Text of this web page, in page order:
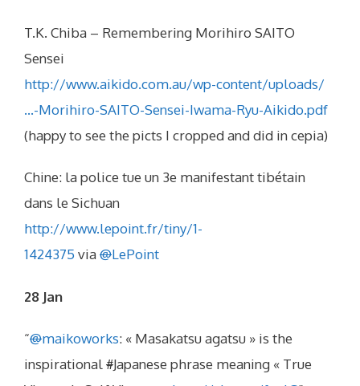
T.K. Chiba – Remembering Morihiro SAITO
Sensei
http://www.aikido.com.au/wp-content/uploads/
…-Morihiro-SAITO-Sensei-Iwama-Ryu-Aikido.pdf
(happy to see the picts I cropped and did in cepia)
Chine: la police tue un 3e manifestant tibétain
dans le Sichuan
http://www.lepoint.fr/tiny/1-
1424375 via@LePoint
28 Jan
“@maikoworks: « Masakatsu agatsu » is the
inspirational #Japanese phrase meaning « True